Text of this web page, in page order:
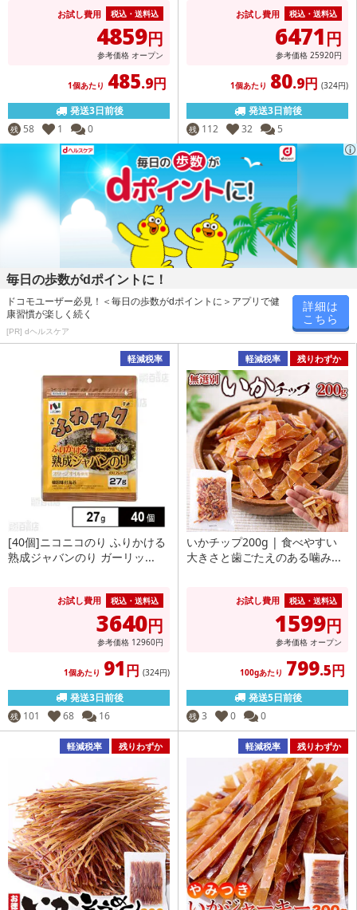
お試し費用 税込・送料込
4859円
参考価格 オープン
1個あたり 485.9円
発送3日前後
残 58 1 0
お試し費用 税込・送料込
6471円
参考価格 25920円
1個あたり 80.9円 (324円)
発送3日前後
残 112 32 5
毎日の歩数がdポイントに！
ドコモユーザー必見！＜毎日の歩数がdポイントに＞アプリで健
康習慣が楽しく続く
[PR] dヘルスケア
詳細は
こちら
軽減税率
[40個]ニコニコのり ふりかける
熟成ジャバンのり ガーリッ...
お試し費用 税込・送料込
3640円
参考価格 12960円
1個あたり 91円 (324円)
発送3日前後
残 101 68 16
軽減税率 残りわずか
いかチップ200g | 食べやすい
大きさと歯ごたえのある噛み...
お試し費用 税込・送料込
1599円
参考価格 オープン
100gあたり 799.5円
発送5日前後
残 3 0 0
軽減税率 残りわずか 軽減税率 残りわずか